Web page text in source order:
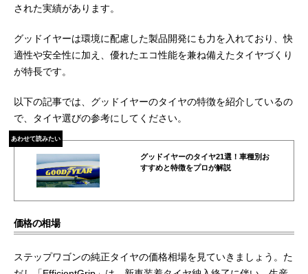
された実績があります。
グッドイヤーは環境に配慮した製品開発にも力を入れており、快
適性や安全性に加え、優れたエコ性能を兼ね備えたタイヤづくり
が特長です。
以下の記事では、グッドイヤーのタイヤの特徴を紹介しているの
で、タイヤ選びの参考にしてください。
あわせて読みたい
グッドイヤーのタイヤ21選！車種別お
すすめと特徴をプロが解説
価格の相場
ステップワゴンの純正タイヤの価格相場を見ていきましょう。た